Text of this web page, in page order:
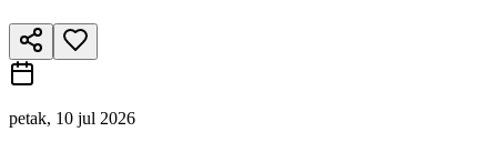
petak, 10 jul 2026